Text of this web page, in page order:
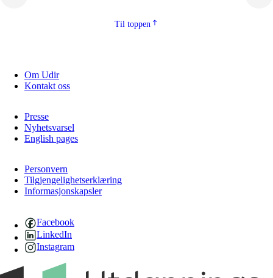
Til toppen
Om Udir
Kontakt oss
Presse
Nyhetsvarsel
English pages
Personvern
Tilgjengelighetserklæring
Informasjonskapsler
Facebook
LinkedIn
Instagram